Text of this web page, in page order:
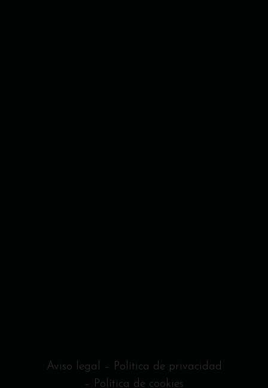
Aviso legal – Política de privacidad
– Política de cookies